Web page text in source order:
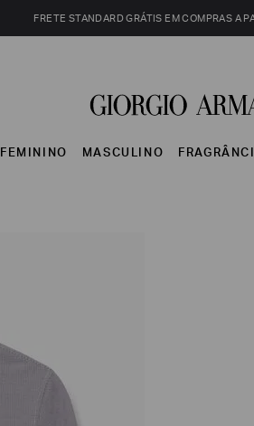
FRETE STANDARD GRÁTIS EM COMPRAS A
FEMININO MASCULINO